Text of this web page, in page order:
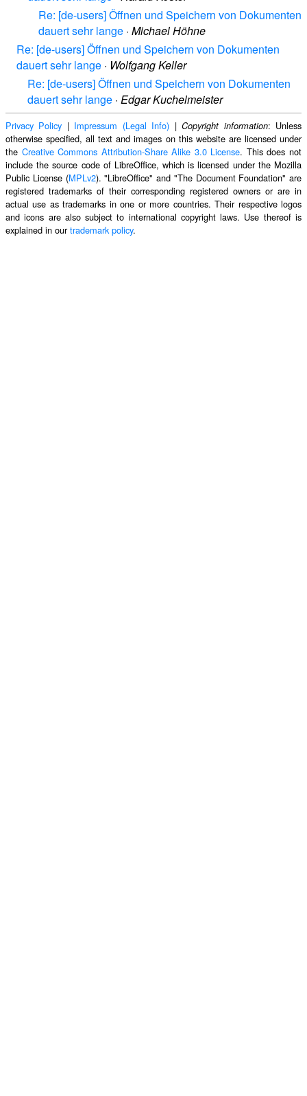
Re: [de-users] Öffnen und Speichern von Dokumenten
dauert sehr lange · Michael Höhne
Re: [de-users] Öffnen und Speichern von Dokumenten
dauert sehr lange · Wolfgang Keller
Re: [de-users] Öffnen und Speichern von Dokumenten
dauert sehr lange · Edgar Kuchelmeister
Privacy Policy | Impressum (Legal Info) |Copyright information: Unless
otherwise specified, all text and images on this website are licensed under
the Creative Commons Attribution-Share Alike 3.0 License. This does not
include the source code of LibreOffice, which is licensed under the Mozilla
Public License (MPLv2). "LibreOffice" and "The Document Foundation" are
registered trademarks of their corresponding registered owners or are in
actual use as trademarks in one or more countries. Their respective logos
and icons are also subject to international copyright laws. Use thereof is
explained in ourtrademark policy.